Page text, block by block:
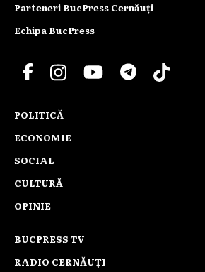
Parteneri BucPress Cernăuți
Echipa BucPress
POLITICĂ
ECONOMIE
SOCIAL
CULTURĂ
OPINIE
BUCPRESS TV
RADIO CERNĂUȚI